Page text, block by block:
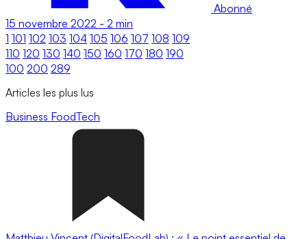
Abonné
15 novembre 2022 - 2 min
1 101 102 103 104 105 106 107 108 109
110 120 130 140 150 160 170 180 190
100 200 289
Articles les plus lus
Business FoodTech